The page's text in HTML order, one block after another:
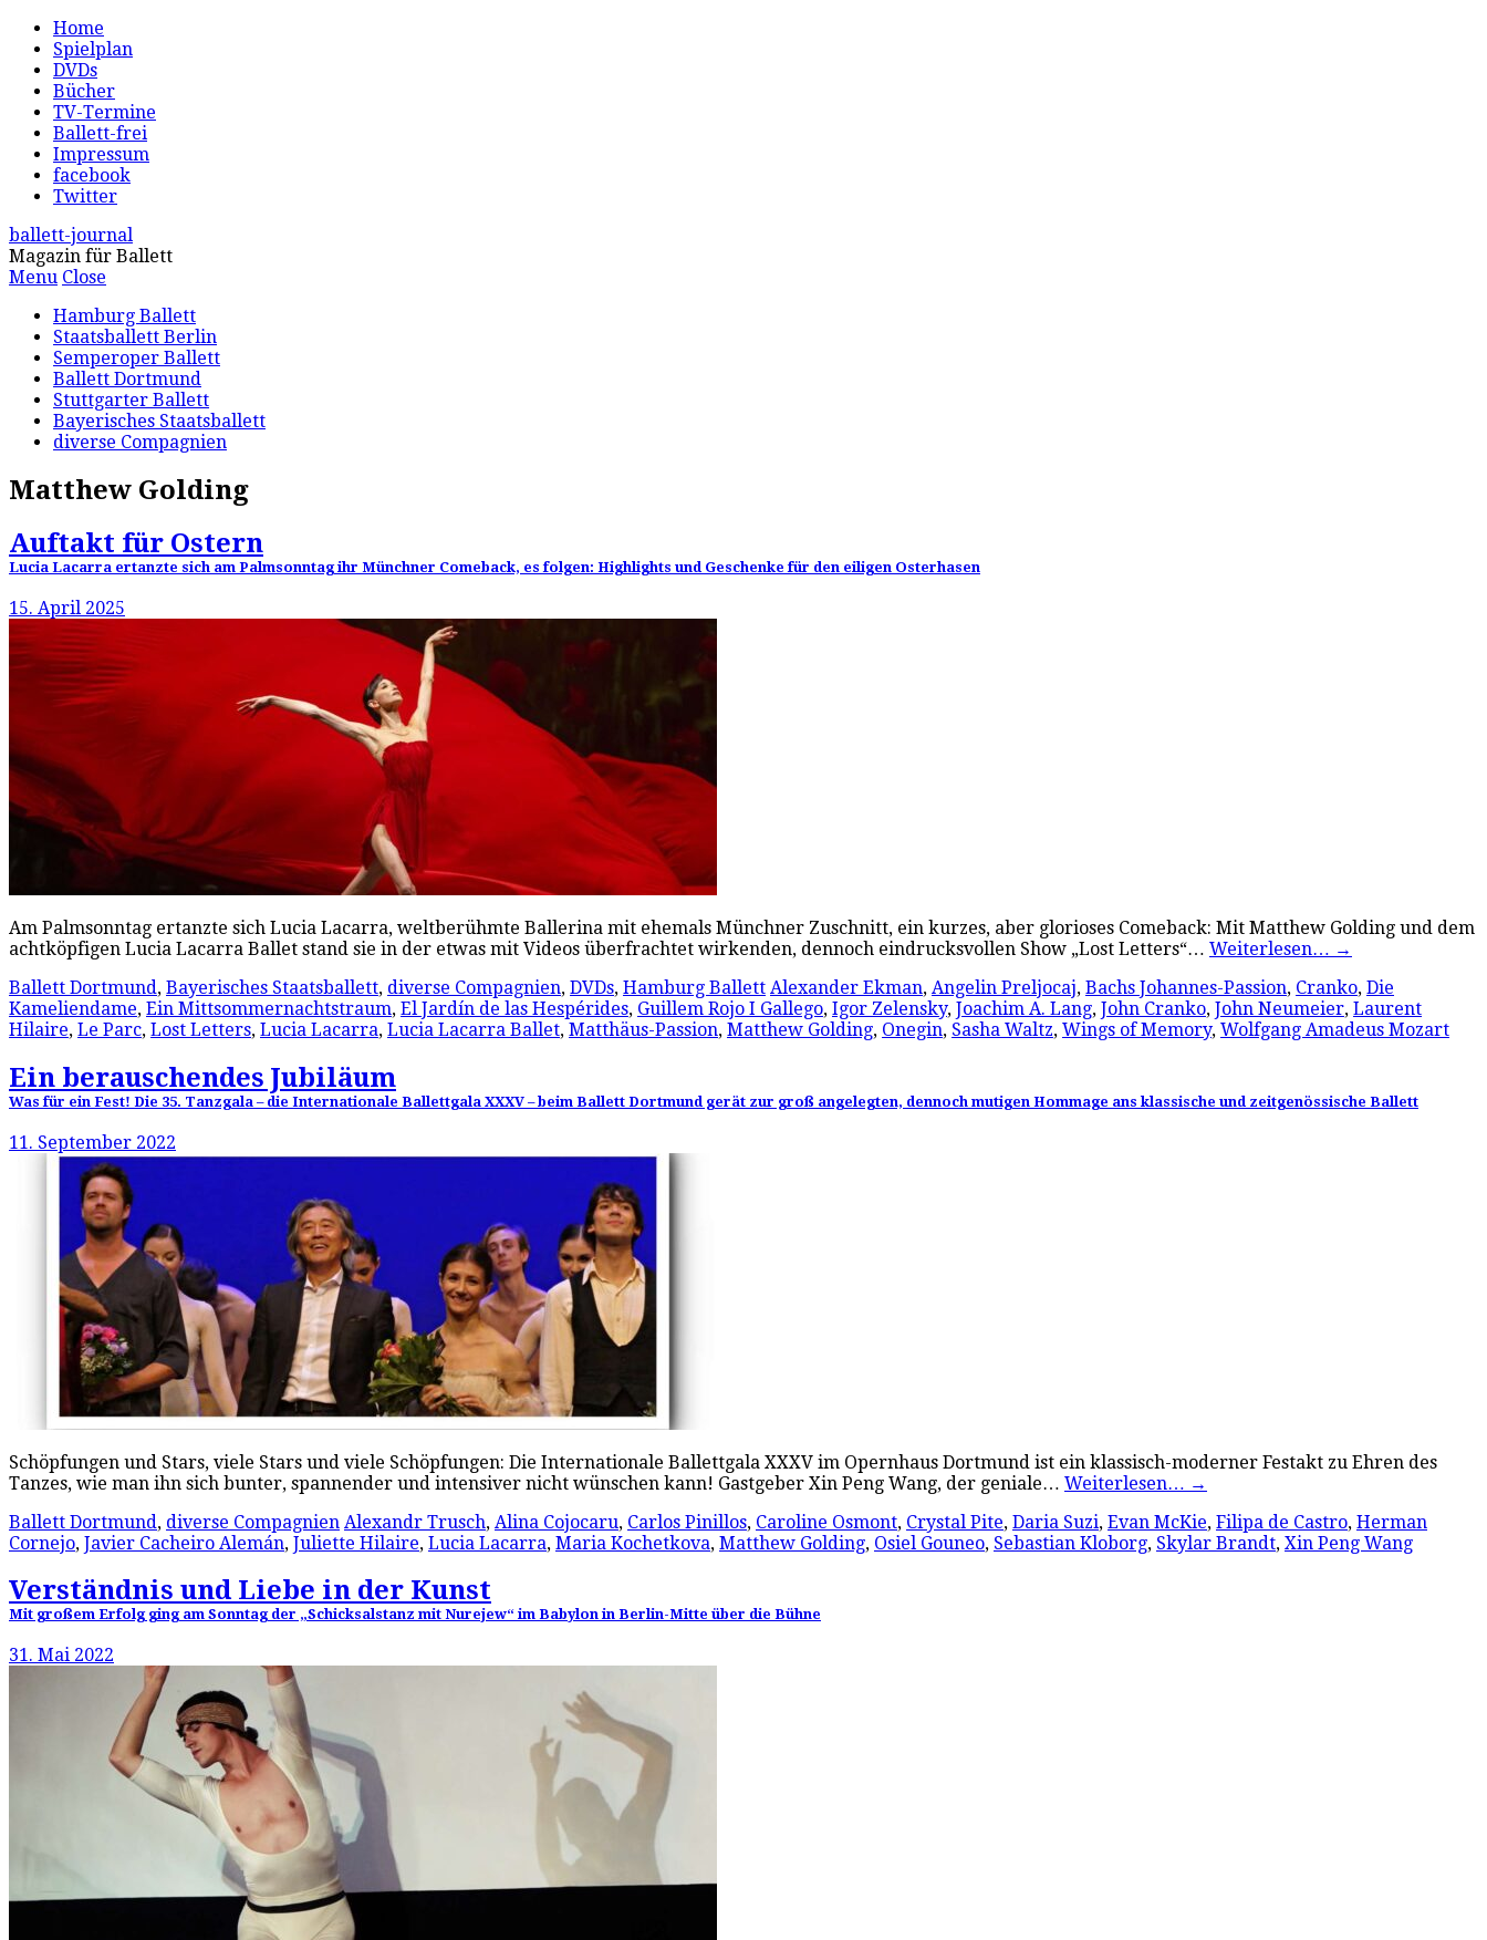
Home
Spielplan
DVDs
Bücher
TV-Termine
Ballett-frei
Impressum
facebook
Twitter
ballett-journal
Magazin für Ballett
Menu Close
Hamburg Ballett
Staatsballett Berlin
Semperoper Ballett
Ballett Dortmund
Stuttgarter Ballett
Bayerisches Staatsballett
diverse Compagnien
Matthew Golding
Auftakt für Ostern
Lucia Lacarra ertanzte sich am Palmsonntag ihr Münchner Comeback, es folgen: Highlights und Geschenke für den eiligen Osterhasen
15. April 2025
Am Palmsonntag ertanzte sich Lucia Lacarra, weltberühmte Ballerina mit ehemals Münchner Zuschnitt, ein kurzes, aber glorioses Comeback: Mit Matthew Golding und dem
achtköpfigen Lucia Lacarra Ballet stand sie in der etwas mit Videos überfrachtet wirkenden, dennoch eindrucksvollen Show „Lost Letters“… Weiterlesen… →
Ballett Dortmund, Bayerisches Staatsballett, diverse Compagnien, DVDs, Hamburg Ballett Alexander Ekman, Angelin Preljocaj, Bachs Johannes-Passion, Cranko, Die
Kameliendame, Ein Mittsommernachtstraum, El Jardín de las Hespérides, Guillem Rojo I Gallego, Igor Zelensky, Joachim A. Lang, John Cranko, John Neumeier, Laurent
Hilaire, Le Parc, Lost Letters, Lucia Lacarra, Lucia Lacarra Ballet, Matthäus-Passion, Matthew Golding, Onegin, Sasha Waltz, Wings of Memory, Wolfgang Amadeus Mozart
Ein berauschendes Jubiläum
Was für ein Fest! Die 35. Tanzgala – die Internationale Ballettgala XXXV – beim Ballett Dortmund gerät zur groß angelegten, dennoch mutigen Hommage ans klassische und zeitgenössische Ballett
11. September 2022
Schöpfungen und Stars, viele Stars und viele Schöpfungen: Die Internationale Ballettgala XXXV im Opernhaus Dortmund ist ein klassisch-moderner Festakt zu Ehren des
Tanzes, wie man ihn sich bunter, spannender und intensiver nicht wünschen kann! Gastgeber Xin Peng Wang, der geniale… Weiterlesen… →
Ballett Dortmund, diverse Compagnien Alexandr Trusch, Alina Cojocaru, Carlos Pinillos, Caroline Osmont, Crystal Pite, Daria Suzi, Evan McKie, Filipa de Castro, Herman
Cornejo, Javier Cacheiro Alemán, Juliette Hilaire, Lucia Lacarra, Maria Kochetkova, Matthew Golding, Osiel Gouneo, Sebastian Kloborg, Skylar Brandt, Xin Peng Wang
Verständnis und Liebe in der Kunst
Mit großem Erfolg ging am Sonntag der „Schicksalstanz mit Nurejew“ im Babylon in Berlin-Mitte über die Bühne
31. Mai 2022